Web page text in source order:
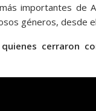
importantes de
géneros, desde
cerraron